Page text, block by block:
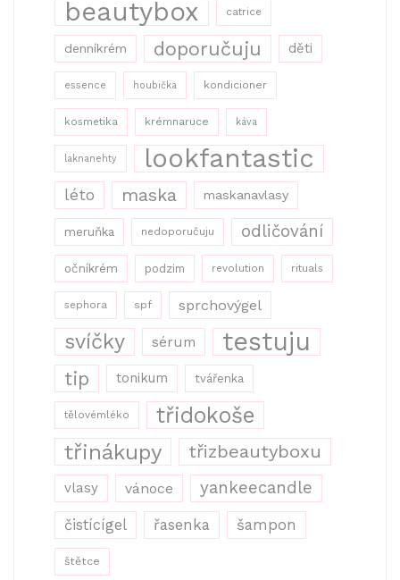
beautybox catrice
denníkrém doporučuju děti
essence houbička kondicioner
kosmetika krémnaruce káva
laknanehty lookfantastic
léto maska maskanavlasy
meruňka nedoporučuju odličování
očníkrém podzim revolution rituals
sephora spf sprchovýgel
svíčky sérum testuju
tip tonikum tvářenka
tělovémléko
třidokoše
třinákupy
třizbeautyboxu
vlasy vánoce yankeecandle
čistícígel řasenka šampon
štětce